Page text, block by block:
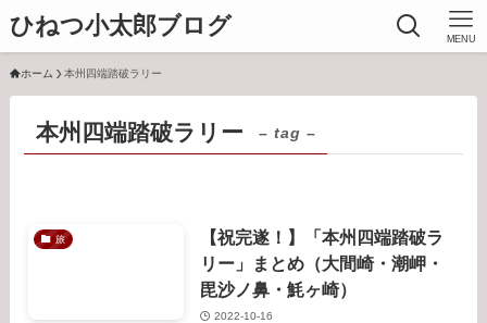
ひねつ小太郎ブログ MENU
ホーム 本州四端踏破ラリー
本州四端踏破ラリー – tag –
旅
【祝完遂！】「本州四端踏破ラ
リー」まとめ（大間崎・潮岬・
毘沙ノ鼻・魹ヶ崎）
2022-10-16